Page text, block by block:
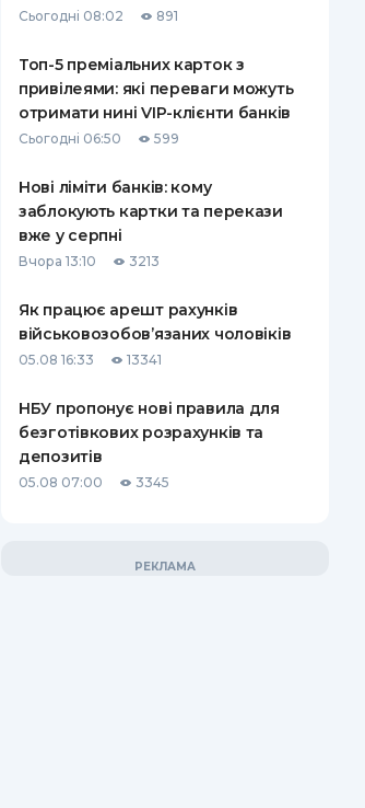
ВСІ СТРАХОВІ ПОЛІСИ
СТРАХОВІ КОМПАНІЇ
ВІДГУКИ ПРО СТРАХОВІ
КОМПАНІЇ
Сьогодні 08:02 891
Топ-5 преміальних карток з
привілеями: які переваги можуть
отримати нині VIP-клієнти банків
Сьогодні 06:50 599
Нові ліміти банків: кому
заблокують картки та перекази
вже у серпні
Вчора 13:10 3213
Як працює арешт рахунків
військовозобов’язаних чоловіків
05.08 16:33 13341
НБУ пропонує нові правила для
безготівкових розрахунків та
депозитів
05.08 07:00 3345